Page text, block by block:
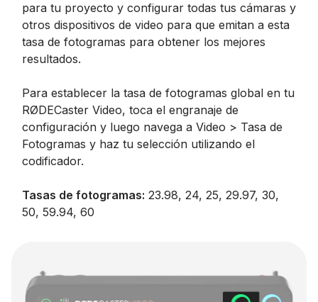
para tu proyecto y configurar todas tus cámaras y
otros dispositivos de video para que emitan a esta
tasa de fotogramas para obtener los mejores
resultados.
Para establecer la tasa de fotogramas global en tu
RØDECaster Video, toca el engranaje de
configuración y luego navega a Video > Tasa de
Fotogramas y haz tu selección utilizando el
codificador.
Tasas de fotogramas: 23.98, 24, 25, 29.97, 30,
50, 59.94, 60